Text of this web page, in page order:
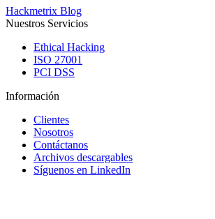
Hackmetrix Blog
Nuestros Servicios
Ethical Hacking
ISO 27001
PCI DSS
Información
Clientes
Nosotros
Contáctanos
Archivos descargables
Síguenos en LinkedIn